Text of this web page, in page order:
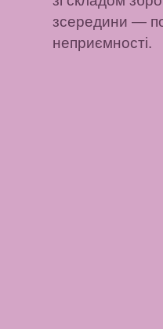
зсередини —
неприємності.